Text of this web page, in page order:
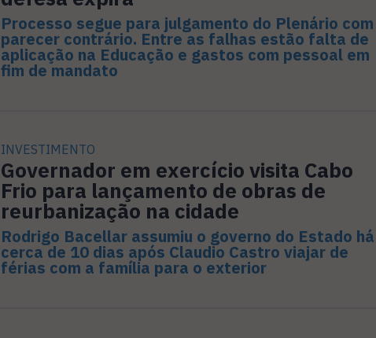
Processo segue para julgamento do Plenário com
parecer contrário. Entre as falhas estão falta de
aplicação na Educação e gastos com pessoal em
fim de mandato
INVESTIMENTO
Governador em exercício visita Cabo
Frio para lançamento de obras de
reurbanização na cidade
Rodrigo Bacellar assumiu o governo do Estado há
cerca de 10 dias após Claudio Castro viajar de
férias com a família para o exterior